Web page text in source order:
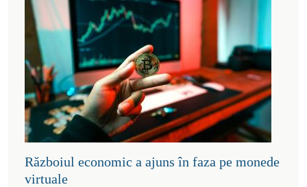
Războiul economic a ajuns în faza pe monede
virtuale